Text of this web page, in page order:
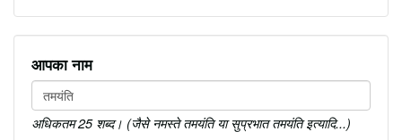
आपका नाम
अधिकतम 25 शब्द। (जैसे नमस्ते तमयंति या सुप्रभात तमयंति इत्यादि...)